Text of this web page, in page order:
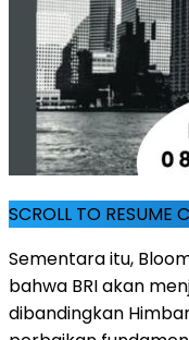
SCROLL TO RESUME
Sementara itu,
bahwa BRI akan
dibandingkan